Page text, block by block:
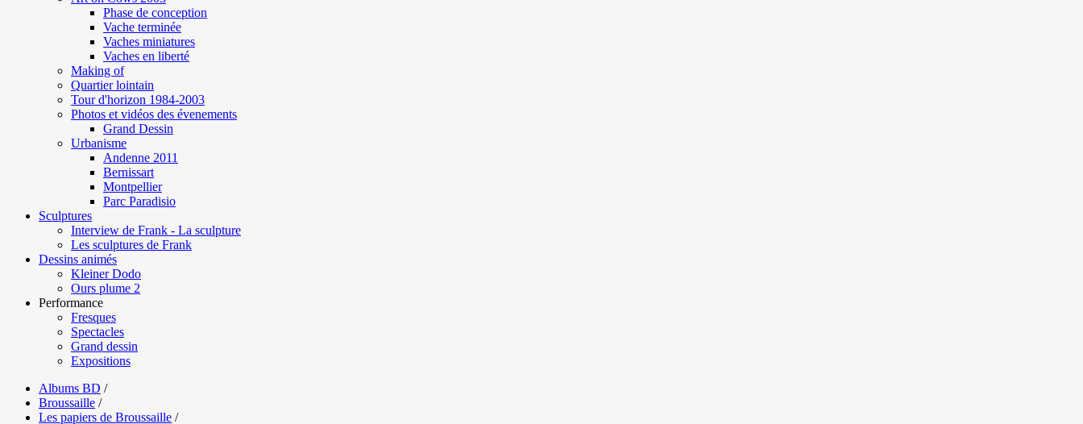
Phase de conception
Vache terminée
Vaches miniatures
Vaches en liberté
Making of
Quartier lointain
Tour d'horizon 1984-2003
Photos et vidéos des évenements
Grand Dessin
Urbanisme
Andenne 2011
Bernissart
Montpellier
Parc Paradisio
Sculptures
Interview de Frank - La sculpture
Les sculptures de Frank
Dessins animés
Kleiner Dodo
Ours plume 2
Performance
Fresques
Spectacles
Grand dessin
Expositions
Albums BD /
Broussaille /
Les papiers de Broussaille /